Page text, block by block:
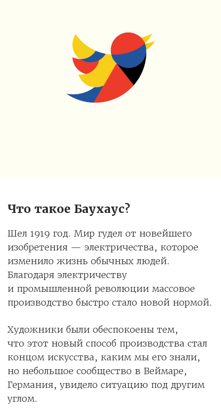
Что такое Баухаус?
Шел 1919 год. Мир гудел от новейшего
изобретения — электричества, которое
изменило жизнь обычных людей.
Благодаря электричеству
и промышленной революции массовое
производство быстро стало новой нормой.
Художники были обеспокоены тем,
что этот новый способ производства стал
концом искусства, каким мы его знали,
но небольшое сообщество в Веймаре,
Германия, увидело ситуацию под другим
углом.